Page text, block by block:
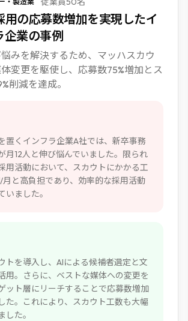
用の応募数増加を実現したイ
企業の事例
みを解決するため、マッハスカウ
変更を駆使し、応募数75%増加とス
削減を達成。
置くインフラ企業A社では、新卒事務
月12人と伸び悩んでいました。限られ
用活動において、スカウトにかかる工
と高負担であり、効率的な採用活動
いました。
トを導入し、AIによる候補者選定と文
用。さらに、ベストな媒体への変更を
ット層にリーチすることで応募数増加
た。これにより、スカウト工数も大幅
した。